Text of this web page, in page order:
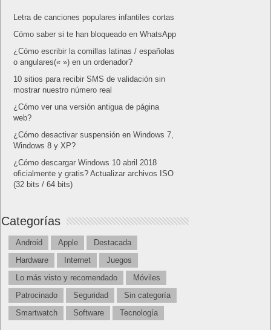
Letra de canciones populares infantiles cortas
Cómo saber si te han bloqueado en WhatsApp
¿Cómo escribir la comillas latinas / españolas
o angulares(« ») en un ordenador?
10 sitios para recibir SMS de validación sin
mostrar nuestro número real
¿Cómo ver una versión antigua de página
web?
¿Cómo desactivar suspensión en Windows 7,
Windows 8 y XP?
¿Cómo descargar Windows 10 abril 2018
oficialmente y gratis? Actualizar archivos ISO
(32 bits / 64 bits)
Categorías
Android Apple
Destacada
Hardware
Internet
Juegos
Lo más visto y recomendado
Móviles
Patrocinado
Seguridad
Sin categoría
Smartwatch
Software Tecnología